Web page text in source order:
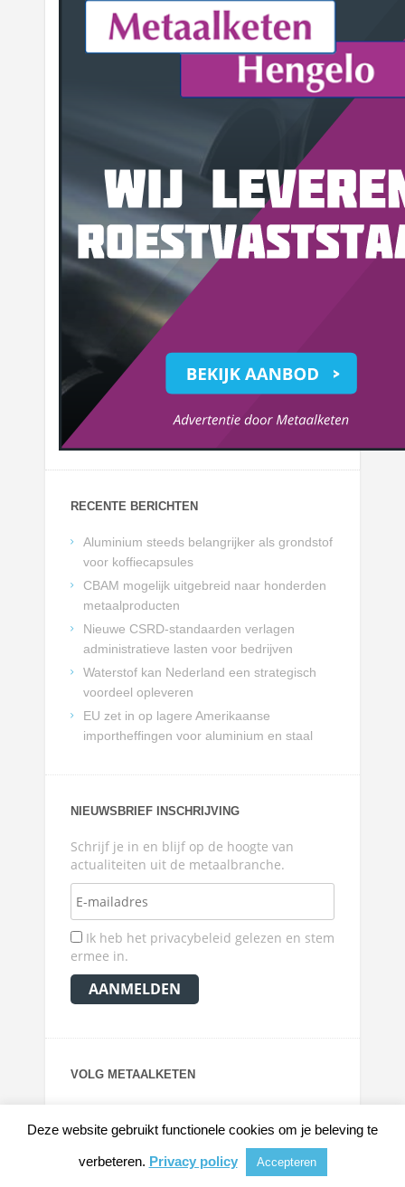
RECENTE BERICHTEN
Aluminium steeds belangrijker als grondstof
voor koffiecapsules
CBAM mogelijk uitgebreid naar honderden
metaalproducten
Nieuwe CSRD-standaarden verlagen
administratieve lasten voor bedrijven
Waterstof kan Nederland een strategisch
voordeel opleveren
EU zet in op lagere Amerikaanse
importheffingen voor aluminium en staal
NIEUWSBRIEF INSCHRIJVING
Schrijf je in en blijf op de hoogte van
actualiteiten uit de metaalbranche.
Ik heb het privacybeleid gelezen en stem
ermee in.
VOLG METAALKETEN
Deze website gebruikt functionele cookies om je beleving te
verbeteren. Privacy policy Accepteren